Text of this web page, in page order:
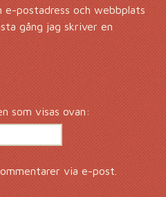
e-postadress och webbplats
gång jag skriver en
som visas ovan:
via e-post.